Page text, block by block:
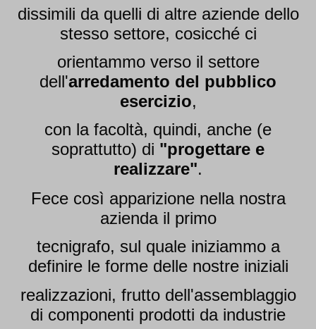
dissimili da quelli di altre aziende dello
stesso settore, cosicché ci
orientammo verso il settore
dell'arredamento del pubblico
esercizio,
con la facoltà, quindi, anche (e
soprattutto) di "progettare e
realizzare".
Fece così apparizione nella nostra
azienda il primo
tecnigrafo, sul quale iniziammo a
definire le forme delle nostre iniziali
realizzazioni, frutto dell'assemblaggio
di componenti prodotti da industrie